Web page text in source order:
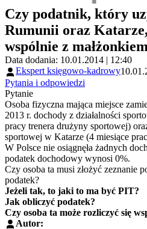
Czy podatnik, który
Rumunii oraz
wspólnie z
Data dodania: 10.01.2014 | 12:40
Ekspert księgowo-kadrowy
Pytania i odpowiedzi
Pytanie
Osoba fizyczna mająca miejsce
2013 r. dochody z działalności
pracy trenera drużyny sportowej)
sportowej w Katarze (4 miesiące
W Polsce nie osiągnęła żadnych
podatek dochodowy wynosi 0%.
Czy osoba ta musi złożyć zeznanie
podatek?
Jeżeli tak, to jaki to ma być PIT?
Jak obliczyć podatek?
Czy osoba ta może rozliczyć się
Autor: